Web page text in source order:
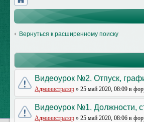
Вернуться к расширенному поиску
Видеоурок №2. Отпуск,
Администратор » 25 май 2020, 08:09 в
Видеоурок №1. Должности,
Администратор » 25 май 2020, 08:06 в